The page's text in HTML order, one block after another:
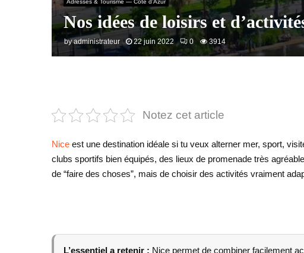
Adresses & Tourisme — Côte d’Azur
Nos idées de loisirs et
byadministrateur 22 juin 2022 0 3914
Notez cet article
Nice est une destination idéale si tu veux alterner mer, sport,
clubs sportifs bien équipés, des lieux de promenade très
de “faire des choses”, mais de choisir des activités vraiment
L’essentiel a retenir : Nice permet de combiner facilement